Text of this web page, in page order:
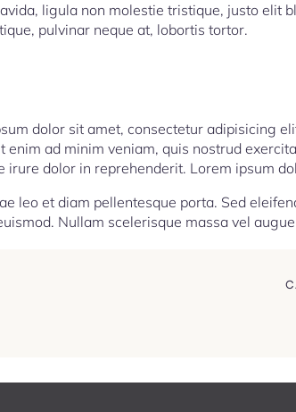
ligula non molestie tristique, justo elit
pulvinar neque at, lobortis tortor.
dolor sit amet, consectetur adipisicing
enim ad minim veniam, quis nostrud
irure dolor in reprehenderit. Lorem ipsum
leo et diam pellentesque porta. Sed
Nullam scelerisque massa vel